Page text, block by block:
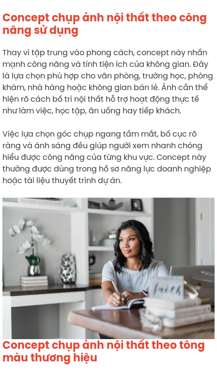
Concept chụp ảnh nội thất theo công
năng sử dụng
Thay vì tập trung vào phong cách, concept này nhấn
mạnh công năng và tính tiện ích của không gian. Đây
là lựa chọn phù hợp cho văn phòng, trường học, phòng
khám, nhà hàng hoặc không gian bán lẻ. Ảnh cần thể
hiện rõ cách bố trí nội thất hỗ trợ hoạt động thực tế
như làm việc, học tập, ăn uống hay tiếp khách.
Việc lựa chọn góc chụp ngang tầm mắt, bố cục rõ
ràng và ánh sáng đều giúp người xem nhanh chóng
hiểu được công năng của từng khu vực. Concept này
thường được dùng trong hồ sơ năng lực doanh nghiệp
hoặc tài liệu thuyết trình dự án.
Concept chụp ảnh nội thất theo tông
màu thương hiệu